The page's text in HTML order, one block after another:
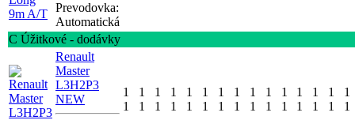
Prevodovka:
Automatická
C Úžitkové - dodávky
Renault
Master
L3H2P3
NEW
1
1
1
1
1
1
1
1
1
1
1
1
1
1
1
1
1
1
1
1
1
1
1
1
1
1
1
1
1
1